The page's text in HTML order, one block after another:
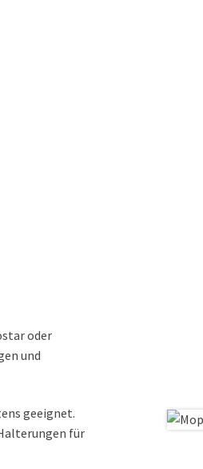
oder
und
geeignet.
für